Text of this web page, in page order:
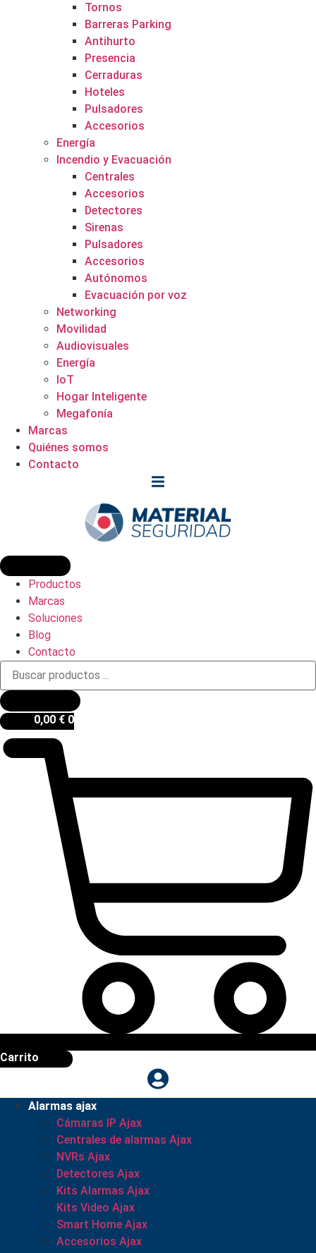
Tornos
Barreras Parking
Antihurto
Presencia
Cerraduras
Hoteles
Pulsadores
Accesorios
Energía
Incendio y Evacuación
Centrales
Accesorios
Detectores
Sirenas
Pulsadores
Accesorios
Autónomos
Evacuación por voz
Networking
Movilidad
Audiovisuales
Energía
IoT
Hogar Inteligente
Megafonía
Marcas
Quiénes somos
Contacto
Productos
Marcas
Soluciones
Blog
Contacto
Búsqueda
productos
0,00 € 0
Carrito
Alarmas ajax
Cámaras IP Ajax
Centrales de alarmas Ajax
NVRs Ajax
Detectores Ajax
Kits Alarmas Ajax
Kits Video Ajax
Smart Home Ajax
Accesorios Ajax